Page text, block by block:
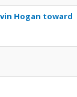
Hogan toward